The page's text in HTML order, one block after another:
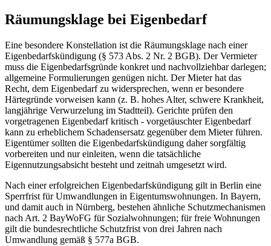
Räumungsklage bei Eigenbedarf
Eine besondere Konstellation ist die Räumungsklage nach einer
Eigenbedarfskündigung (§ 573 Abs. 2 Nr. 2 BGB). Der Vermieter
muss die Eigenbedarfsgründe konkret und nachvollziehbar darlegen;
allgemeine Formulierungen genügen nicht. Der Mieter hat das
Recht, dem Eigenbedarf zu widersprechen, wenn er besondere
Härtegründe vorweisen kann (z. B. hohes Alter, schwere Krankheit,
langjährige Verwurzelung im Stadtteil). Gerichte prüfen den
vorgetragenen Eigenbedarf kritisch - vorgetäuschter Eigenbedarf
kann zu erheblichem Schadensersatz gegenüber dem Mieter führen.
Eigentümer sollten die Eigenbedarfskündigung daher sorgfältig
vorbereiten und nur einleiten, wenn die tatsächliche
Eigennutzungsabsicht besteht und zeitnah umgesetzt wird.
Nach einer erfolgreichen Eigenbedarfskündigung gilt in Berlin eine
Sperrfrist für Umwandlungen in Eigentumswohnungen. In Bayern,
und damit auch in Nürnberg, bestehen ähnliche Schutzmechanismen
nach Art. 2 BayWoFG für Sozialwohnungen; für freie Wohnungen
gilt die bundesrechtliche Schutzfrist von drei Jahren nach
Umwandlung gemäß § 577a BGB.